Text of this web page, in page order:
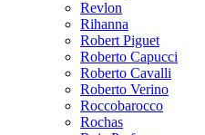
Revlon
Rihanna
Robert Piguet
Roberto Capucci
Roberto Cavalli
Roberto Verino
Roccobarocco
Rochas